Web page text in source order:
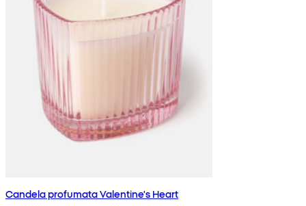
Candela profumata Valentine's Heart